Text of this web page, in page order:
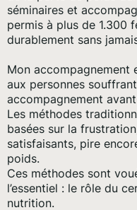
séminaires et
permis à plus de 1.300
durablement sans
Mon accompagnement
aux personnes
accompagnement
Les méthodes
basées sur la
satisfaisants, pire
poids.
Ces méthodes sont
l’essentiel : le rôle du
nutrition.